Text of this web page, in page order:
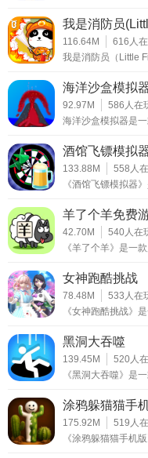
我是消防员
116.64M 616 人
我是消防员（Little
海洋沙盒模拟
92.97M 586 人在
海洋沙盒模拟器是
酒馆飞镖模拟
133.88M 558 人
《酒馆飞镖模拟器
羊了个羊免费
42.70M 540人在
《羊了个羊》是一
女神跑酷挑战
78.48M 533 人在
《女神跑酷挑战》
黑洞大吞噬
139.45M 520人
《黑洞大吞噬》是
涂鸦躲猫猫手
175.92M 519 人
《涂鸦躲猫猫手机